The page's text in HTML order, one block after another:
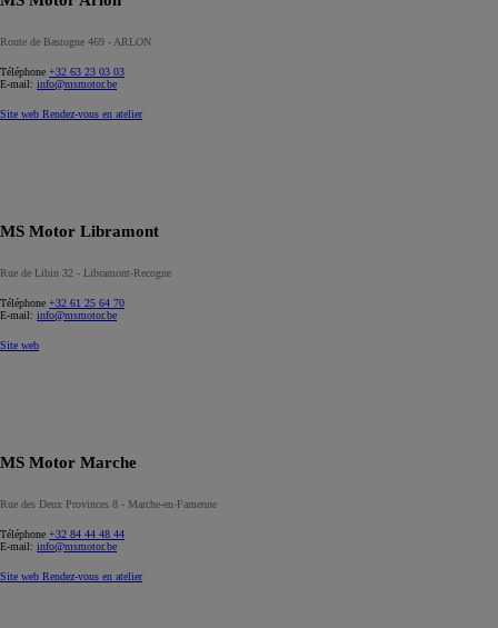
Route de Bastogne 469 - ARLON
Téléphone +32 63 23 03 03
E-mail: info@msmotor.be
Site web Rendez-vous en atelier
MS Motor Libramont
Rue de Libin 32 - Libramont-Recogne
Téléphone +32 61 25 64 70
E-mail: info@msmotor.be
Site web
MS Motor Marche
Rue des Deux Provinces 8 - Marche-en-Famenne
Téléphone +32 84 44 48 44
E-mail: info@msmotor.be
Site web Rendez-vous en atelier